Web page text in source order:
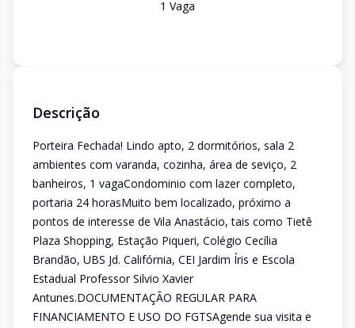
1 Vaga
Descrição
Porteira Fechada! Lindo apto, 2 dormitórios, sala 2
ambientes com varanda, cozinha, área de seviço, 2
banheiros, 1 vagaCondominio com lazer completo,
portaria 24 horasMuito bem localizado, próximo a
pontos de interesse de Vila Anastácio, tais como Tietê
Plaza Shopping, Estação Piqueri, Colégio Cecília
Brandão, UBS Jd. Califórnia, CEI Jardim Íris e Escola
Estadual Professor Silvio Xavier
Antunes.DOCUMENTAÇÃO REGULAR PARA
FINANCIAMENTO E USO DO FGTSAgende sua visita e